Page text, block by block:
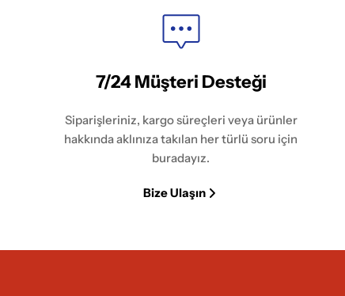
7/24 Müşteri Desteği
Siparişleriniz, kargo süreçleri veya ürünler
hakkında aklınıza takılan her türlü soru için
buradayız.
Bize Ulaşın